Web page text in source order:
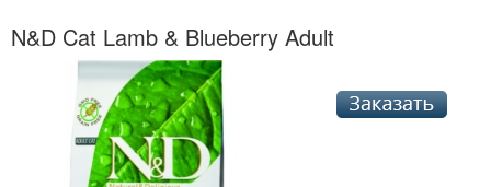
N&D Cat Lamb & Blueberry Adult